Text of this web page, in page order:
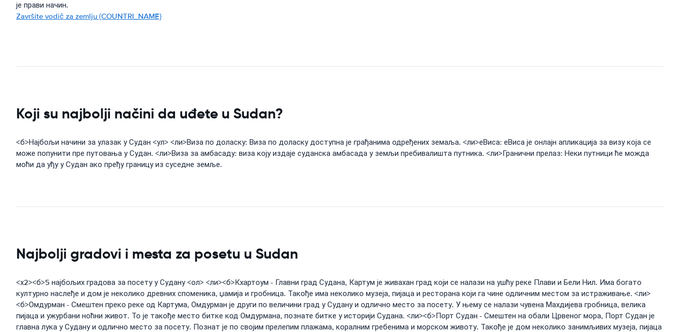
је прави начин.
Završite vodič za zemlju {COUNTRI_NAME}
Koji su najbolji načini da uđete u Sudan?
<б>Најбољи начини за улазак у Судан <ул> <ли>Виза по доласку: Виза по доласку доступна је грађанима одређених земаља. <ли>еВиса: еВиса је онлајн апликација за визу која се
може попунити пре путовања у Судан. <ли>Виза за амбасаду: виза коју издаје суданска амбасада у земљи пребивалишта путника. <ли>Гранични прелаз: Неки путници ће можда
моћи да уђу у Судан ако пређу границу из суседне земље.
Najbolji gradovi i mesta za posetu u Sudan
<х2><б>5 најбољих градова за посету у Судану <ол> <ли><б>Кхартоум - Главни град Судана, Картум је живахан град који се налази на ушћу реке Плави и Бели Нил. Има богато
културно наслеђе и дом је неколико древних споменика, џамија и гробница. Такође има неколико музеја, пијаца и ресторана који га чине одличним местом за истраживање. <ли>
<б>Омдурман - Смештен преко реке од Картума, Омдурман је други по величини град у Судану и одлично место за посету. У њему се налази чувена Махдијева гробница, велика
пијаца и ужурбани ноћни живот. То је такође место битке код Омдурмана, познате битке у историји Судана. <ли><б>Порт Судан - Смештен на обали Црвеног мора, Порт Судан је
главна лука у Судану и одлично место за посету. Познат је по својим прелепим плажама, коралним гребенима и морском животу. Такође је дом неколико занимљивих музеја, пијаца